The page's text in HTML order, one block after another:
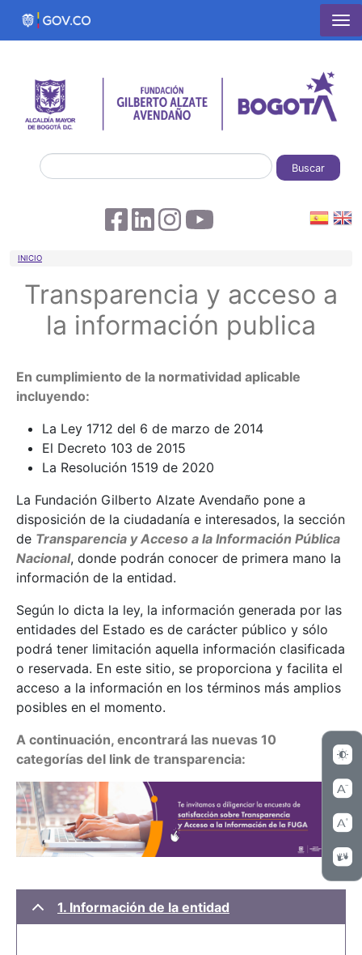
Pasar al contenido principal
Buscar
Sobrescribir enlaces de ayuda a la
INICIO
Transparencia y acceso a
la información publica
En cumplimiento de la normatividad aplicable
incluyendo:
La Ley 1712 del 6 de marzo de 2014
El Decreto 103 de 2015
La Resolución 1519 de 2020
La Fundación Gilberto Alzate Avendaño pone a
disposición de la ciudadanía e interesados, la sección
de Transparencia y Acceso a la Información Pública
Nacional, donde podrán conocer de primera mano la
información de la entidad.
Según lo dicta la ley, la información generada por las
entidades del Estado es de carácter público y sólo
podrá tener limitación aquella información clasificada
o reservada. En este sitio, se proporciona y facilita el
acceso a la información en los términos más amplios
posibles en el momento.
A continuación, encontrará las nuevas 10
categorías del link de transparencia:
1. Información de la entidad